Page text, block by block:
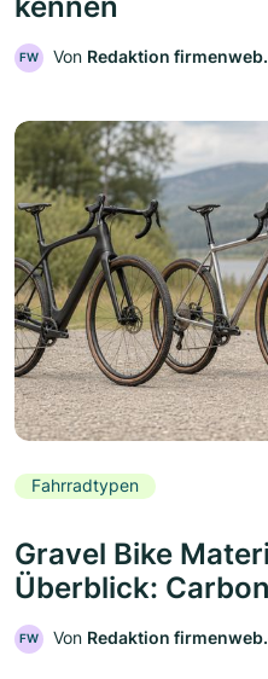
kennen
FW Von Redaktion
Fahrradtypen
Gravel Bike
Überblick:
FW Von Redaktion